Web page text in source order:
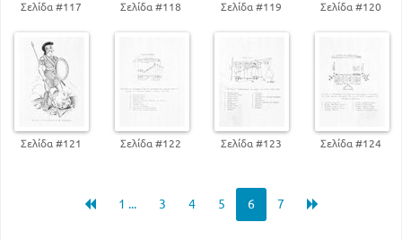
Σελίδα #117 Σελίδα #118 Σελίδα #119 Σελίδα #120
Σελίδα #121 Σελίδα #122 Σελίδα #123 Σελίδα #124
1 ... 3 4 5 6 7